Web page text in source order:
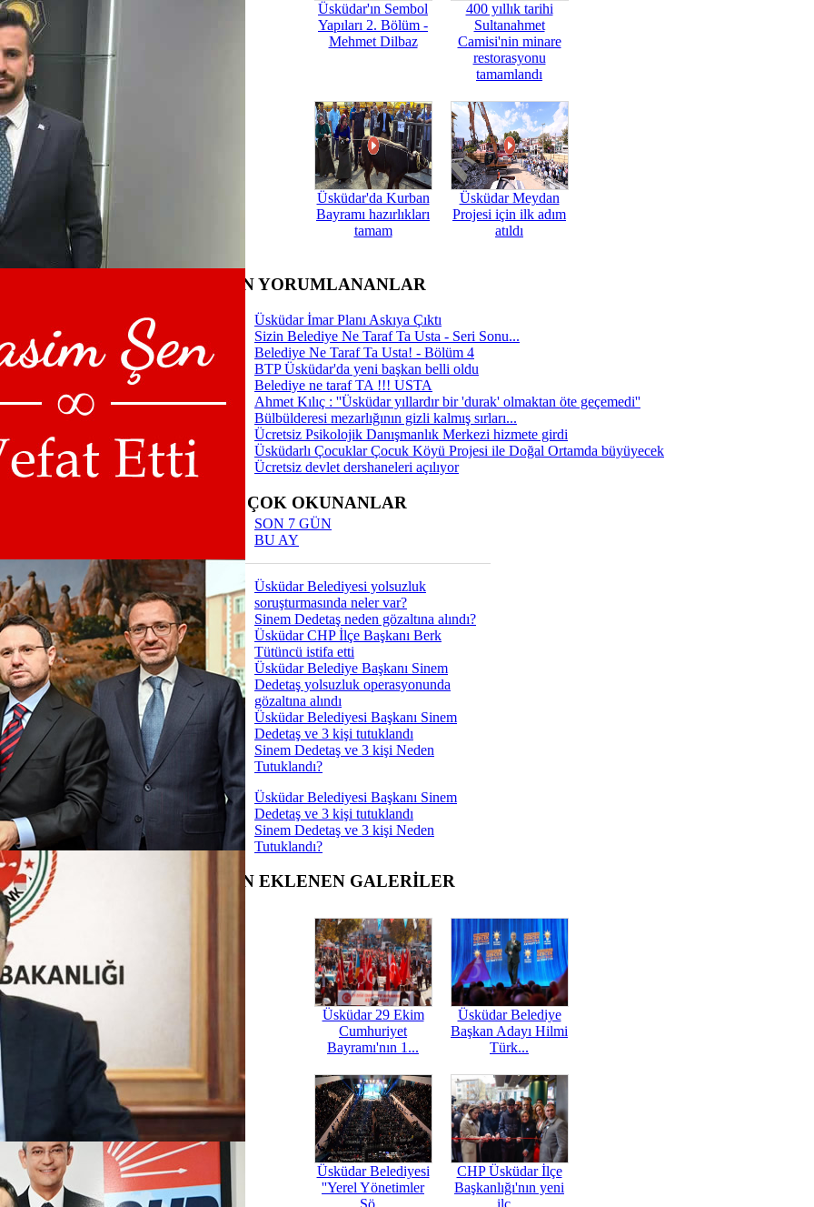
Üsküdar'ın Sembol
Yapıları 2. Bölüm -
Mehmet Dilbaz
400 yıllık tarihi
Sultanahmet
Camisi'nin minare
restorasyonu
tamamlandı
Üsküdar'da Kurban
Bayramı hazırlıkları
tamam
Üsküdar Meydan
Projesi için ilk adım
atıldı
SON YORUMLANANLAR
Üsküdar İmar Planı Askıya Çıktı
Sizin Belediye Ne Taraf Ta Usta - Seri Sonu...
Belediye Ne Taraf Ta Usta! - Bölüm 4
BTP Üsküdar'da yeni başkan belli oldu
Belediye ne taraf TA !!! USTA
Ahmet Kılıç : ''Üsküdar yıllardır bir 'durak' olmaktan öte geçemedi''
Bülbülderesi mezarlığının gizli kalmış sırları...
Ücretsiz Psikolojik Danışmanlık Merkezi hizmete girdi
Üsküdarlı Çocuklar Çocuk Köyü Projesi ile Doğal Ortamda büyüyecek
Ücretsiz devlet dershaneleri açılıyor
EN ÇOK OKUNANLAR
SON 7 GÜN
BU AY
Üsküdar Belediyesi yolsuzluk
soruşturmasında neler var?
Sinem Dedetaş neden gözaltına alındı?
Üsküdar CHP İlçe Başkanı Berk
Tütüncü istifa etti
Üsküdar Belediye Başkanı Sinem
Dedetaş yolsuzluk operasyonunda
gözaltına alındı
Üsküdar Belediyesi Başkanı Sinem
Dedetaş ve 3 kişi tutuklandı
Sinem Dedetaş ve 3 kişi Neden
Tutuklandı?
Üsküdar Belediyesi Başkanı Sinem
Dedetaş ve 3 kişi tutuklandı
Sinem Dedetaş ve 3 kişi Neden
Tutuklandı?
SON EKLENEN GALERİLER
Üsküdar 29 Ekim
Cumhuriyet
Bayramı'nın 1...
Üsküdar Belediye
Başkan Adayı Hilmi
Türk...
Üsküdar Belediyesi
''Yerel Yönetimler
Şö...
CHP Üsküdar İlçe
Başkanlığı'nın yeni
ilç...
yeni durağı belli oldu
geleceği masa başında değil,
Parti'de sürpriz istifa! Haberi
hesabından duyurdu
Parti'de bayrak değişimi
güven tazeledi
listesi basına sızdırıldı
İlçe Başkanlığı için Genç
Başkan Adayı
istişare toplantısı
yeni başkan belli oldu
Tümü
2025'' rengarenk stantlarıyla
bekliyor
Genel Müdür olarak atandı
konusuyla sahibini arıyor
Fuarı'' başladı
ilk Gastronomi Sokağı
Festivali ile açıldı
Sergisi New York
sanatseverlerle buluştu
Üsküdarlıları coşturdu
Kitap Fuarı'na 250 binden fazla
Tümü
buluşturan 46. İstanbul
yeni bir takımı daha var
19 Mayıs Haftası'nda yarıştı
Özel Sporcular Atletizm
Ortadan kaldırdı
Judo'da Üsküdar'a Altın
1908 futbolcu arıyor
Yaz Spor Okulları
Beylerbeyi Stadı için ilan
Yeni Başkanı
oldu
Başkanı İsmet Özay
istifa etti
Belediyelerinin 2022 yılı bütçesi